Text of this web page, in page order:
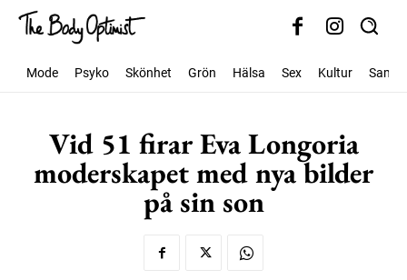
Mode Psyko Skönhet Grön Hälsa Sex Kultur
Vid 51 firar Eva Longoria
moderskapet med nya bilder
på sin son